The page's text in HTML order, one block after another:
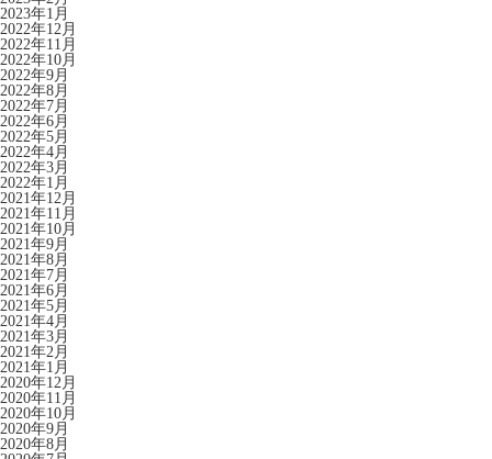
2023年1月
2022年12月
2022年11月
2022年10月
2022年9月
2022年8月
2022年7月
2022年6月
2022年5月
2022年4月
2022年3月
2022年1月
2021年12月
2021年11月
2021年10月
2021年9月
2021年8月
2021年7月
2021年6月
2021年5月
2021年4月
2021年3月
2021年2月
2021年1月
2020年12月
2020年11月
2020年10月
2020年9月
2020年8月